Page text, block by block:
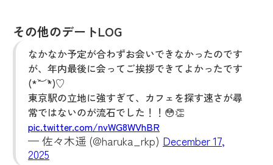
その他のデートLOG
なかなか予定が合わずお会いできなかったのです
が、年内最後に会ってご挨拶できてよかったです
(*´︶`*)♡
東京駅の立地に強すぎて、カフェを探す速さが尋
常ではないのが流石でした！！😳👏
pic.twitter.com/nvWG8WVhBR
— 佐々木遥 (@haruka_rkp) December 17,
2025